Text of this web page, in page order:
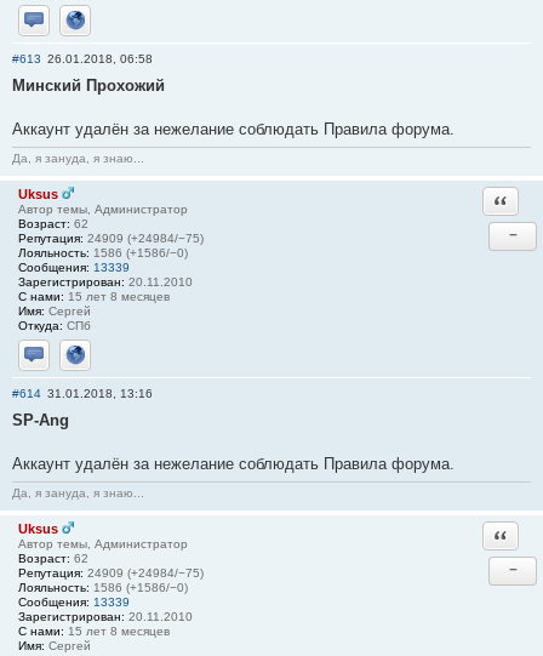
Отправить личное сообщение
Сайт
#613 26.01.2018, 06:58
Минский Прохожий
Аккаунт удалён за нежелание соблюдать Правила форума.
Да, я зануда, я знаю...
Uksus
Автор темы, Администратор
Возраст: 62
Репутация: 24909 (+24984/−75)
Лояльность: 1586 (+1586/−0)
Сообщения: 13339
Зарегистрирован: 20.11.2010
С нами: 15 лет 8 месяцев
Имя: Сергей
Откуда: СПб
Отправить личное сообщение
Сайт
−
#614 31.01.2018, 13:16
SP-Ang
Аккаунт удалён за нежелание соблюдать Правила форума.
Да, я зануда, я знаю...
Uksus
Автор темы, Администратор
Возраст: 62
Репутация: 24909 (+24984/−75)
Лояльность: 1586 (+1586/−0)
Сообщения: 13339
Зарегистрирован: 20.11.2010
С нами: 15 лет 8 месяцев
Имя: Сергей
−